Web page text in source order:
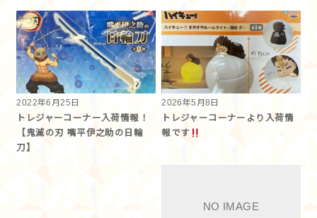
2022年6月25日
トレジャーコーナー入荷情報！
【鬼滅の刃 嘴平伊之助の日輪
刀】
2026年5月8日
トレジャーコーナーより入荷情
報です︎